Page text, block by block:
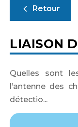
Retour
LIAISON
Quelles sont
l’antenne des
détectio...